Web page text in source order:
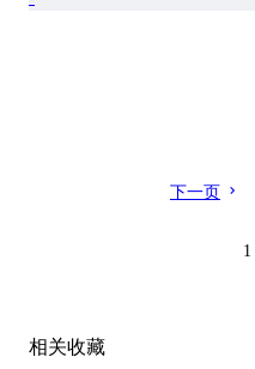
下一页
1
相关收藏